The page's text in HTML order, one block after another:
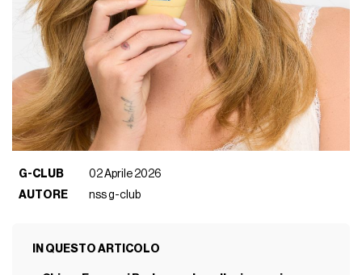
G-CLUB
02 Aprile 2026
AUTORE
nss g-club
IN QUESTO ARTICOLO